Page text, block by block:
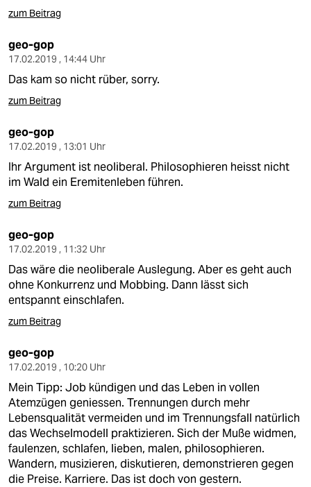
zum Beitrag
geo-gop
17.02.2019 , 14:44 Uhr
Das kam so nicht rüber, sorry.
zum Beitrag
geo-gop
17.02.2019 , 13:01 Uhr
Ihr Argument ist neoliberal. Philosophieren heisst nicht
im Wald ein Eremitenleben führen.
zum Beitrag
geo-gop
17.02.2019 , 11:32 Uhr
Das wäre die neoliberale Auslegung. Aber es geht auch
ohne Konkurrenz und Mobbing. Dann lässt sich
entspannt einschlafen.
zum Beitrag
geo-gop
17.02.2019 , 10:20 Uhr
Mein Tipp: Job kündigen und das Leben in vollen
Atemzügen geniessen. Trennungen durch mehr
Lebensqualität vermeiden und im Trennungsfall natürlich
das Wechselmodell praktizieren. Sich der Muße widmen,
faulenzen, schlafen, lieben, malen, philosophieren.
Wandern, musizieren, diskutieren, demonstrieren gegen
die Preise. Karriere. Das ist doch von gestern.